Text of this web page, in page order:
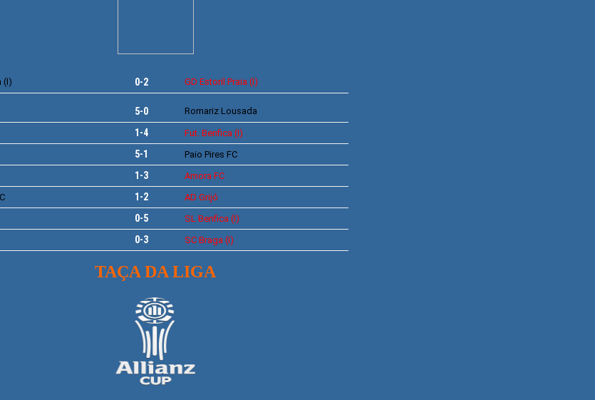
(I) 0-2 GD Estoril Praia (I)
5-0 Romariz Lousada
1-4
Fut. Benfica (I)
5-1
Paio Pires FC
1-3
Amora FC
1-2
AD Grijó
0-5
SL Benfica (I)
0-3 SC Braga (I)
TAÇA DA LIGA